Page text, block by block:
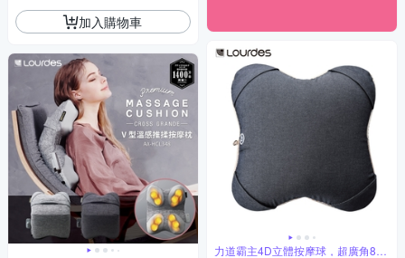
加入購物車
力道霸主4D立體按摩球，超廣角8手